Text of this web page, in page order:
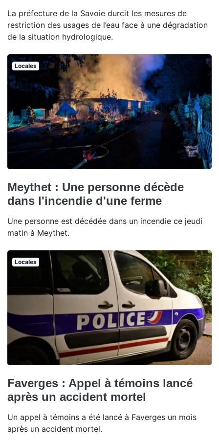
La préfecture de la Savoie durcit les mesures de
restriction des usages de l’eau face à une dégradation
de la situation hydrologique.
Locales
Meythet : Une personne décède
dans l'incendie d'une ferme
Une personne est décédée dans un incendie ce jeudi
matin à Meythet.
Locales
Faverges : Appel à témoins lancé
après un accident mortel
Un appel à témoins a été lancé à Faverges un mois
après un accident mortel.